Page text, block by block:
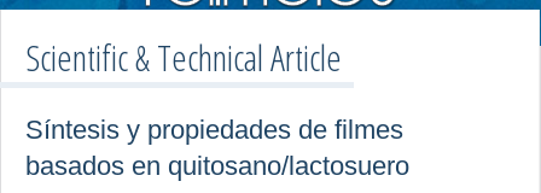
Scientific & Technical Article
Síntesis y propiedades de filmes
basados en quitosano/lactosuero